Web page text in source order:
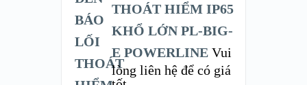
THOÁT HIỂM IP65
KHỔ LỚN PL-BIG-
E POWERLINE Vui
lòng liên hệ để có giá